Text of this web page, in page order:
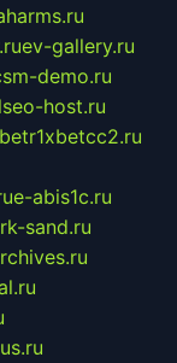
ev-gallery.ru
demo.ru
host.ru
e-abis1c.ru
sand.ru